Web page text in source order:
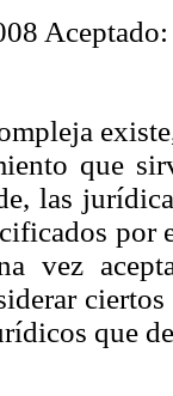
que
las
vez
que